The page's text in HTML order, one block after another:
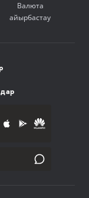
Валюта
айырбастау